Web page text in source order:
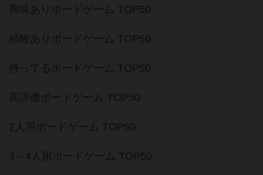
興味ありボードゲーム TOP50
経験ありボードゲーム TOP50
持ってるボードゲーム TOP50
高評価ボードゲーム TOP50
2人用ボードゲーム TOP50
3～4人用ボードゲーム TOP50